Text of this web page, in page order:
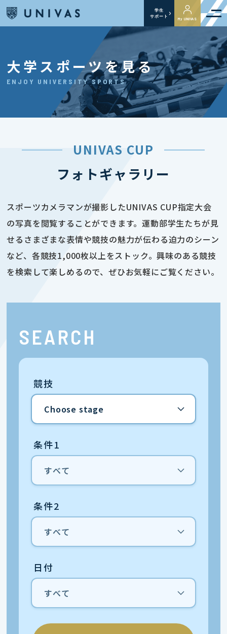
学生
サポート
My UNIVAS
大学スポーツを見る
ENJOY UNIVERSITY SPORTS
UNIVAS CUP
フォトギャラリー
スポーツカメラマンが撮影したUNIVAS CUP指定大会
の写真を閲覧することができます。運動部学生たちが見
せるさまざまな表情や競技の魅力が伝わる迫力のシーン
など、各競技1,000枚以上をストック。興味のある競技
を検索して楽しめるので、ぜひお気軽にご覧ください。
SEARCH
競技
条件1
条件2
日付